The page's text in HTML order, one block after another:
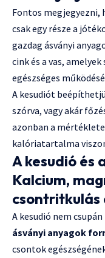
Fontos megjegyezni,
csak egy része a
gazdag ásványi
cink és a vas,
egészséges
A kesudiót
szórva, vagy akár
azonban a
kalóriatartalma
A kesudió és
Kalcium,
csontritkulás
A kesudió nem
ásványi anyagok
csontok